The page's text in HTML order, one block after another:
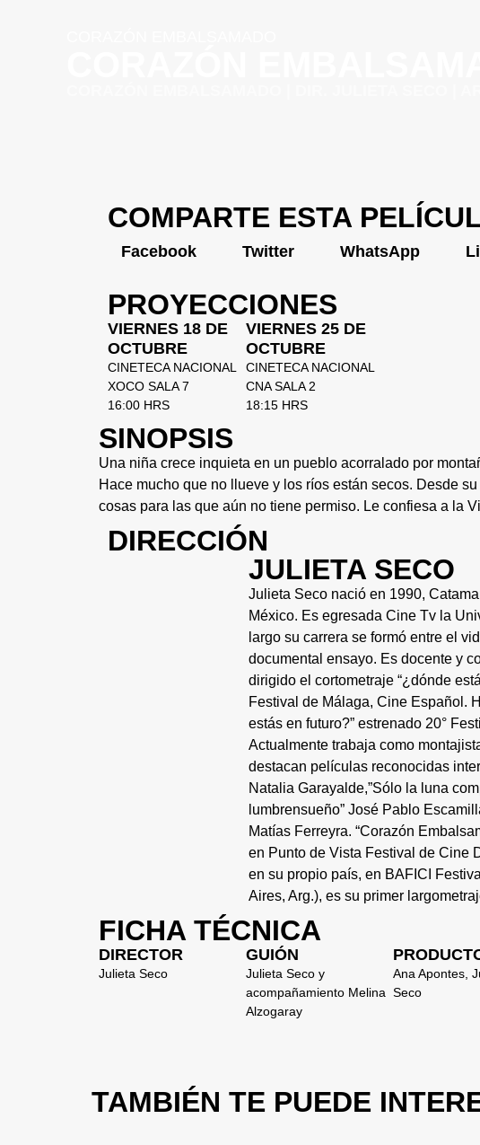
COMPARTE ESTA
Facebook Twitter WhatsApp
PROYECCIONES
VIERNES 18 DE
OCTUBRE
CINETECA NACIONAL
XOCO SALA 7
16:00 HRS
VIERNES 25 DE
OCTUBRE
CINETECA NACIONAL
CNA SALA 2
18:15 HRS
SINOPSIS
Una niña crece inquieta en un pueblo acorralado por
Hace mucho que no llueve y los ríos están secos. Desde
cosas para las que aún no tiene permiso. Le confiesa a la
DIRECCIÓN
JULIETA SECO
Julieta Seco nació en 1990,
México. Es egresada Cine Tv la
largo su carrera se formó entre el
documental ensayo. Es docente y
dirigido el cortometraje “¿dónde
Festival de Málaga, Cine Español.
estás en futuro?” estrenado 20°
Actualmente trabaja como
destacan películas reconocidas
Natalia Garayalde,”Sólo la luna
lumbrensueño” José Pablo
Matías Ferreyra. “Corazón
en Punto de Vista Festival de Cine
en su propio país, en BAFICI
Aires, Arg.), es su primer
FICHA TÉCNICA
DIRECTOR
Julieta Seco
GUIÓN
Julieta Seco y
acompañamiento Melina
Alzogaray
Ana Apontes,
Seco
TAMBIÉN TE PUEDE